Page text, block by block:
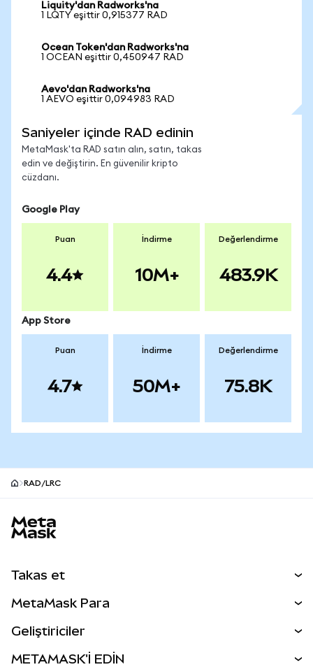
Liquity'dan Radworks'na
1 LQTY eşittir 0,915377 RAD
Ocean Token'dan Radworks'na
1 OCEAN eşittir 0,450947 RAD
Aevo'dan Radworks'na
1 AEVO eşittir 0,094983 RAD
Saniyeler içinde RAD edinin
MetaMask'ta RAD satın alın, satın, takas
edin ve değiştirin. En güvenilir kripto
cüzdanı.
Google Play
Puan
4.4
İndirme
10M+
Değerlendirme
483.9K
App Store
Puan
4.7
İndirme
50M+
Değerlendirme
75.8K
RAD/LRC
Takas et
Perps
MetaMask Para
Geliştiriciler
METAMASK'İ EDİN